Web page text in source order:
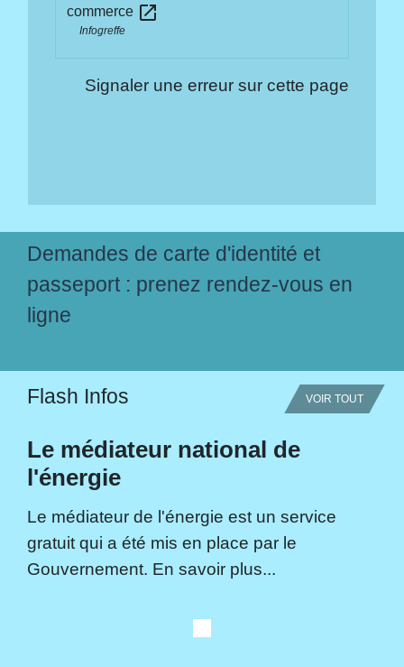
commerce open_in_new
Infogreffe
Signaler une erreur sur cette page
Demandes de carte d'identité et
passeport : prenez rendez-vous en
ligne
Flash Infos VOIR TOUT
Le médiateur national de
l'énergie
Le médiateur de l'énergie est un service
gratuit qui a été mis en place par le
Gouvernement. En savoir plus...